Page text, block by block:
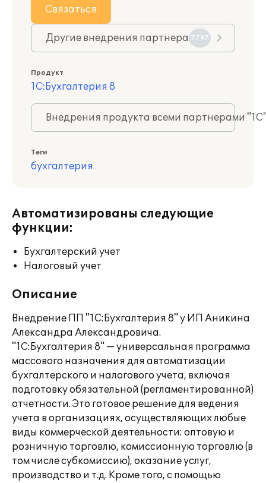
Связаться
Другие внедрения партнера 7797
Продукт
1С:Бухгалтерия 8
Внедрения продукта всеми партнерами
Теги
бухгалтерия
Автоматизированы следующие
функции:
Бухгалтерский учет
Налоговый учет
Описание
Внедрение ПП "1С:Бухгалтерия 8" у ИП Аникина
Александра Александровича.
"1С:Бухгалтерия 8" — универсальная программа
массового назначения для автоматизации
бухгалтерского и налогового учета, включая
подготовку обязательной (регламентированной)
отчетности. Это готовое решение для ведения
учета в организациях, осуществляющих любые
виды коммерческой деятельности: оптовую и
розничную торговлю, комиссионную торговлю (в
том числе субкомиссию), оказание услуг,
производство и т.д. Кроме того, с помощью